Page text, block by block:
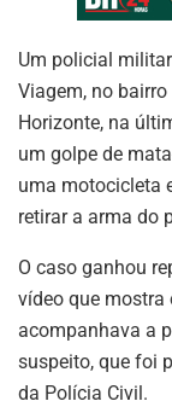
Um policial
Viagem, no
Horizonte, na
um golpe de
uma motocicleta
retirar a arma do
O caso ganhou
vídeo que mostra
acompanhava a
suspeito, que foi
da Polícia Civil.